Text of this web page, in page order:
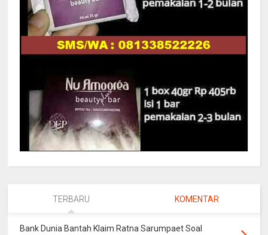
TERBARU KOMENTAR
Bank Dunia Bantah Klaim Ratna Sarumpaet Soal